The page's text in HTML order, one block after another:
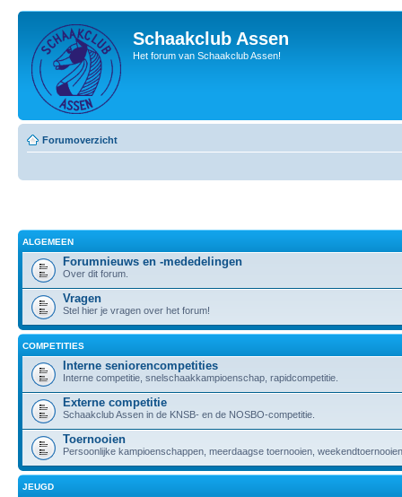
Schaakclub Assen
Het forum van Schaakclub Assen!
Forumoverzicht
ALGEMEEN
Forumnieuws en -mededelingen
Over dit forum.
Vragen
Stel hier je vragen over het forum!
COMPETITIES
Interne seniorencompetities
Interne competitie, snelschaakkampioenschap, rapidcompetitie.
Externe competitie
Schaakclub Assen in de KNSB- en de NOSBO-competitie.
Toernooien
Persoonlijke kampioenschappen, meerdaagse toernooien,
JEUGD